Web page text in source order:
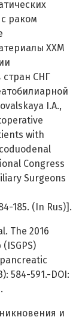
раком
ХХМ
стран СНГ
I.A.,
with
Congress
Surgeons
185. (In Rus)].
The 2016
584-591.-DOI:
.
и